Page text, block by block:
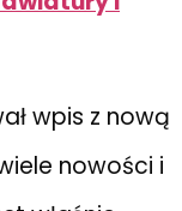
wpis z nową
nowości i